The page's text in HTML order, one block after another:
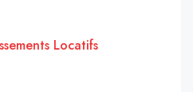
Locatifs